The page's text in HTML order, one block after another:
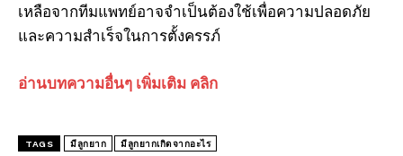
เหลือจากทีมแพทย์อาจจำเป็นต้องใช้เพื่อความปลอดภัย
และความสำเร็จในการตั้งครรภ์
อ่านบทความอื่นๆ เพิ่มเติม คลิก
TAGS มีลูกยาก มีลูกยากเกิดจากอะไร